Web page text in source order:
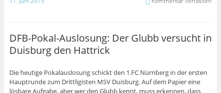
DFB-Pokal-Auslosung: Der Glubb versucht in
Duisburg den Hattrick
Die heutige Pokalauslosung schickt den 1.FC Nürnberg in der ersten
Hauptrunde zum Drittligisten MSV Duisburg. Auf dem Papier eine
lösbare Aufgabe, aber wer den Glubb kennt, muss erkennen, dass